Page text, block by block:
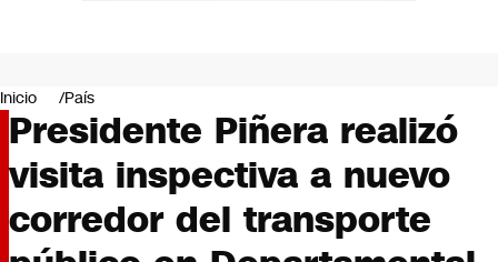
Negocios
Deportes
Programas completos
Cultura
Servicios
Bits
CNN Data
Inicio País
Presidente Piñera realizó
visita inspectiva a nuevo
corredor del transporte